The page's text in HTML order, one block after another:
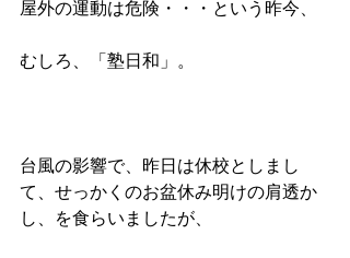
屋外の運動は危険・・・という昨今、
むしろ、「塾日和」。
台風の影響で、昨日は休校としまし
て、せっかくのお盆休み明けの肩透か
し、を食らいましたが、